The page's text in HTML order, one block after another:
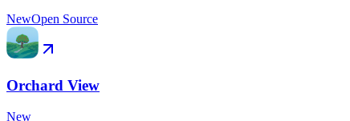
NewOpen Source
Orchard View
New